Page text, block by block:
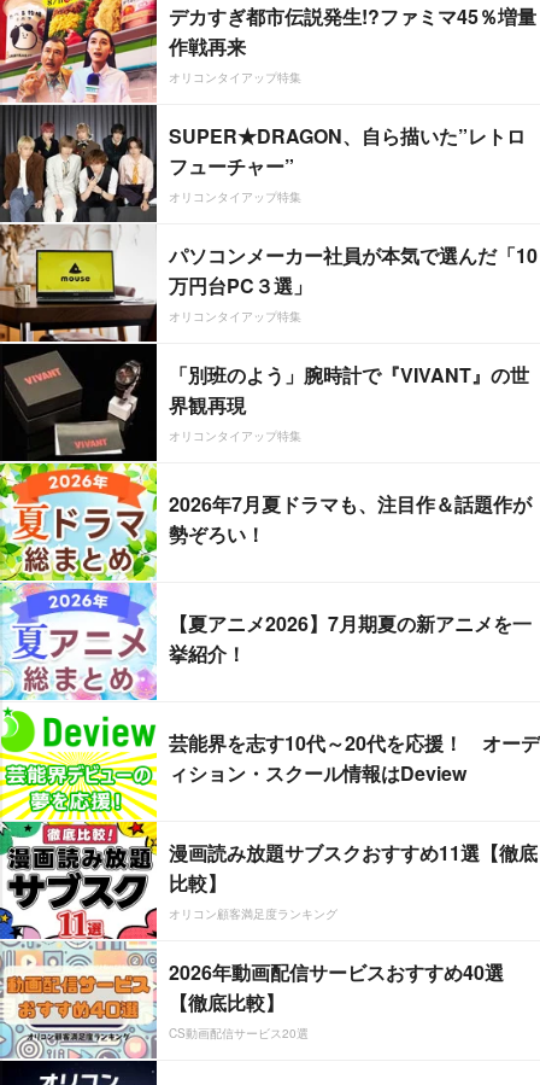
デカすぎ都市伝説発生!?ファミマ45％増量
作戦再来
オリコンタイアップ特集
SUPER★DRAGON、自ら描いた”レトロ
フューチャー”
オリコンタイアップ特集
パソコンメーカー社員が本気で選んだ「10
万円台PC３選」
オリコンタイアップ特集
「別班のよう」腕時計で『VIVANT』の世
界観再現
オリコンタイアップ特集
2026年7月夏ドラマも、注目作＆話題作が
勢ぞろい！
【夏アニメ2026】7月期夏の新アニメを一
挙紹介！
芸能界を志す10代～20代を応援！ オーデ
ィション・スクール情報はDeview
漫画読み放題サブスクおすすめ11選【徹底
比較】
オリコン顧客満足度ランキング
2026年動画配信サービスおすすめ40選
【徹底比較】
CS動画配信サービス20選